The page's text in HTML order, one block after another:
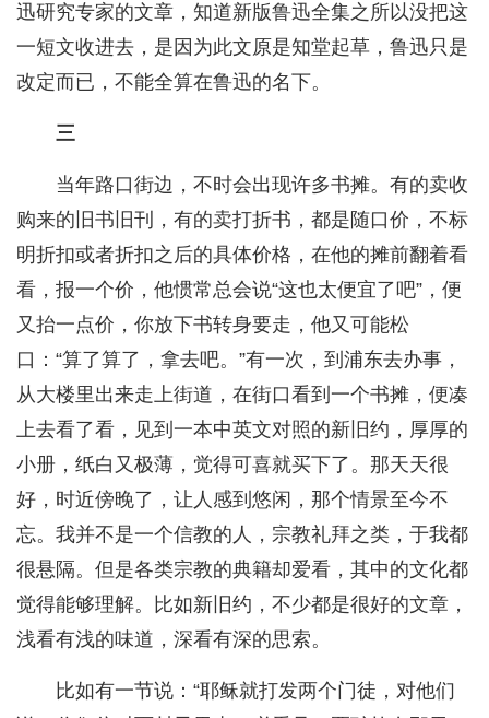
迅研究专家的文章，知道新版鲁迅全集之所以没把这
一短文收进去，是因为此文原是知堂起草，鲁迅只是
改定而已，不能全算在鲁迅的名下。
三
当年路口街边，不时会出现许多书摊。有的卖收
购来的旧书旧刊，有的卖打折书，都是随口价，不标
明折扣或者折扣之后的具体价格，在他的摊前翻着看
看，报一个价，他惯常总会说“这也太便宜了吧”，便
又抬一点价，你放下书转身要走，他又可能松
口：“算了算了，拿去吧。”有一次，到浦东去办事，
从大楼里出来走上街道，在街口看到一个书摊，便凑
上去看了看，见到一本中英文对照的新旧约，厚厚的
小册，纸白又极薄，觉得可喜就买下了。那天天很
好，时近傍晚了，让人感到悠闲，那个情景至今不
忘。我并不是一个信教的人，宗教礼拜之类，于我都
很悬隔。但是各类宗教的典籍却爱看，其中的文化都
觉得能够理解。比如新旧约，不少都是很好的文章，
浅看有浅的味道，深看有深的思索。
比如有一节说：“耶稣就打发两个门徒，对他们